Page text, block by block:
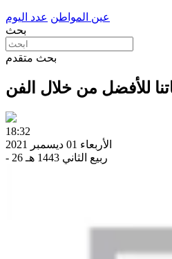
عين المواطن عدد اليوم
بحث
بحث متقدم
للأفضل من خلال الفن
18:32
الأربعاء 01 ديسمبر 2021
- 26 ربيع الثاني 1443 هـ